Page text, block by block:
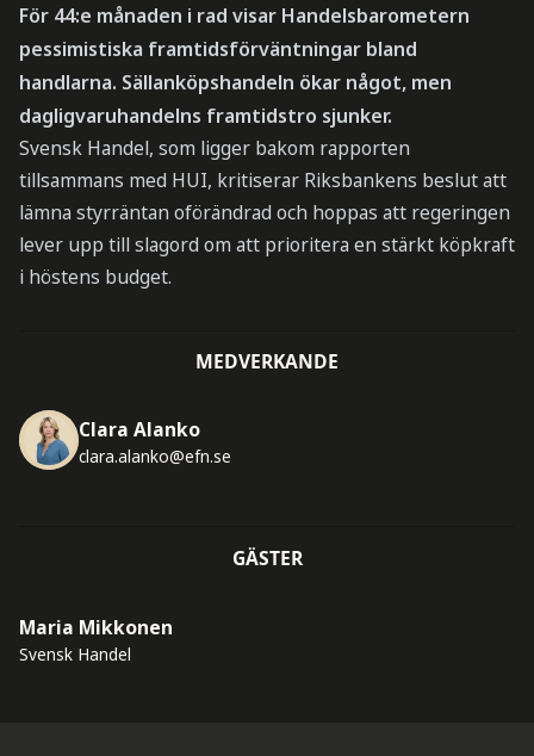
För 44:e månaden i rad visar Handelsbarometern
pessimistiska framtidsförväntningar bland
handlarna. Sällanköpshandeln ökar något, men
dagligvaruhandelns framtidstro sjunker.
Svensk Handel, som ligger bakom rapporten
tillsammans med HUI, kritiserar Riksbankens beslut att
lämna styrräntan oförändrad och hoppas att regeringen
lever upp till slagord om att prioritera en stärkt köpkraft
i höstens budget.
MEDVERKANDE
Clara Alanko
clara.alanko@efn.se
GÄSTER
Maria Mikkonen
Svensk Handel